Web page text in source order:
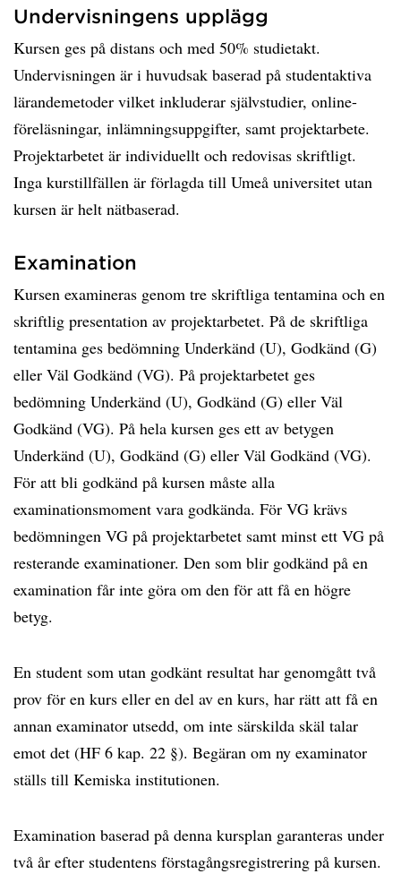
Undervisningens upplägg
Kursen ges på distans och med 50% studietakt.
Undervisningen är i huvudsak baserad på studentaktiva
lärandemetoder vilket inkluderar självstudier, online-
föreläsningar, inlämningsuppgifter, samt projektarbete.
Projektarbetet är individuellt och redovisas skriftligt.
Inga kurstillfällen är förlagda till Umeå universitet utan
kursen är helt nätbaserad.
Examination
Kursen examineras genom tre skriftliga tentamina och en
skriftlig presentation av projektarbetet. På de skriftliga
tentamina ges bedömning Underkänd (U), Godkänd (G)
eller Väl Godkänd (VG). På projektarbetet ges
bedömning Underkänd (U), Godkänd (G) eller Väl
Godkänd (VG). På hela kursen ges ett av betygen
Underkänd (U), Godkänd (G) eller Väl Godkänd (VG).
För att bli godkänd på kursen måste alla
examinationsmoment vara godkända. För VG krävs
bedömningen VG på projektarbetet samt minst ett VG på
resterande examinationer. Den som blir godkänd på en
examination får inte göra om den för att få en högre
betyg.
En student som utan godkänt resultat har genomgått två
prov för en kurs eller en del av en kurs, har rätt att få en
annan examinator utsedd, om inte särskilda skäl talar
emot det (HF 6 kap. 22 §). Begäran om ny examinator
ställs till Kemiska institutionen.
Examination baserad på denna kursplan garanteras under
två år efter studentens förstagångsregistrering på kursen.